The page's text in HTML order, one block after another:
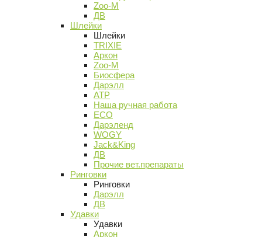
Zoo-M
ДВ
Шлейки
Шлейки
TRIXIE
Аркон
Zoo-M
Биосфера
Дарэлл
АТР
Наша ручная работа
ECO
Дарэленд
WOGY
Jack&King
ДВ
Прочие вет.препараты
Ринговки
Ринговки
Дарэлл
ДВ
Удавки
Удавки
Аркон